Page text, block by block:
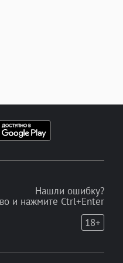
Нашли ошибку?
и нажмите Ctrl+Enter
18+